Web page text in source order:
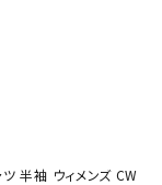
半袖 ウィメンズ CW